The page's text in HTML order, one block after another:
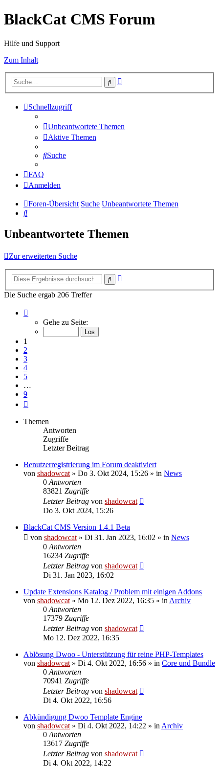
BlackCat CMS Forum
Hilfe und Support
Zum Inhalt
Suche
Schnellzugriff
Unbeantwortete Themen
Aktive Themen
Suche
FAQ
Anmelden
Foren-Übersicht Suche Unbeantwortete Themen
Suche
Unbeantwortete Themen
Zur erweiterten Suche
Suche
Die Suche ergab 206 Treffer
von
Gehe zu Seite:
1
2
3
4
5
…
9
Themen
Antworten
Zugriffe
Letzter Beitrag
Benutzerregistrierung im Forum deaktiviert
von shadowcat » Do 3. Okt 2024, 15:26 » in News
0 Antworten
83821 Zugriffe
Letzter Beitrag von shadowcat
Do 3. Okt 2024, 15:26
BlackCat CMS Version 1.4.1 Beta
von shadowcat » Di 31. Jan 2023, 16:02 » in News
0 Antworten
16234 Zugriffe
Letzter Beitrag von shadowcat
Di 31. Jan 2023, 16:02
Update Extensions Katalog / Problem mit einigen Addons
von shadowcat » Mo 12. Dez 2022, 16:35 » in Archiv
0 Antworten
17379 Zugriffe
Letzter Beitrag von shadowcat
Mo 12. Dez 2022, 16:35
Ablösung Dwoo - Unterstützung für reine PHP-Templates
von shadowcat » Di 4. Okt 2022, 16:56 » in Core und Bundle
0 Antworten
70941 Zugriffe
Letzter Beitrag von shadowcat
Di 4. Okt 2022, 16:56
Abkündigung Dwoo Template Engine
von shadowcat » Di 4. Okt 2022, 14:22 » in Archiv
0 Antworten
13617 Zugriffe
Letzter Beitrag von shadowcat
Di 4. Okt 2022, 14:22